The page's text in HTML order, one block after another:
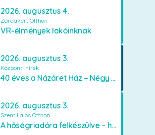
2026. augusztus 4.
Zárdakert Otthon
VR-élmények lakóinknak
2026. augusztus 3.
Központi hírek
40 éves a Názáret Ház – Négy évtized szeretetben és gondoskodásban
2026. augusztus 3.
Szent Lajos Otthon
A hőségriadóra felkészülve – hűsítő fejlesztések a Szent Lajos Otthonban